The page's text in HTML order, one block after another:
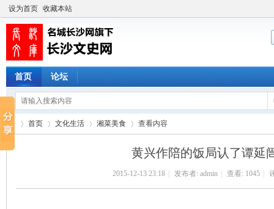
设为首页 收藏本站
首页 论坛
首页 文化生活 湘菜美食
›
查看内容
黄兴作陪的饭局认了谭延
2015-12-13 23:18 发布者: admin 查看: 1045